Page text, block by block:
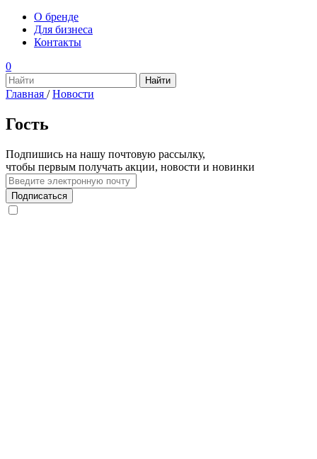
О бренде
Для бизнеса
Контакты
0
Главная / Новости
Гость
Подпишись на нашу почтовую рассылку,
чтобы первым получать акции, новости и новинки
Подписаться